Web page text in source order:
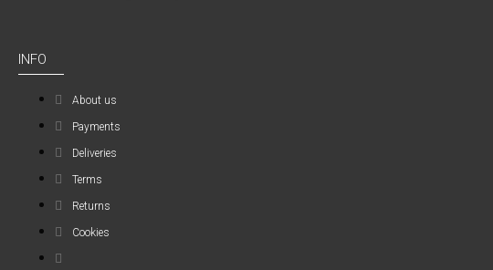
INFO
About us
Payments
Deliveries
Terms
Returns
Cookies